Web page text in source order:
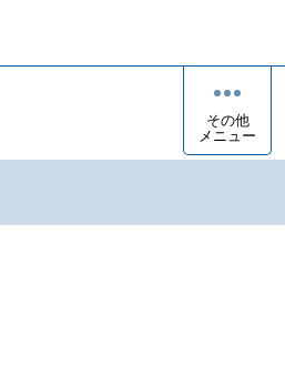
その他
メニュー